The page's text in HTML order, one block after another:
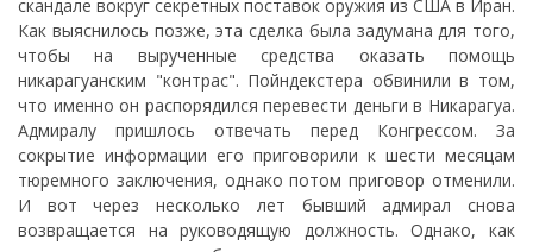
скандале вокруг секретных поставок оружия из США в Иран.
Как выяснилось позже, эта сделка была задумана для того,
чтобы на вырученные средства оказать помощь
никарагуанским "контрас". Пойндекстера обвинили в том,
что именно он распорядился перевести деньги в Никарагуа.
Адмиралу пришлось отвечать перед Конгрессом. За
сокрытие информации его приговорили к шести месяцам
тюремного заключения, однако потом приговор отменили.
И вот через несколько лет бывший адмирал снова
возвращается на руководящую должность. Однако, как